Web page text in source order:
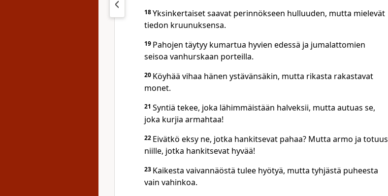
18Yksinkertaiset saavat perinnökseen hulluuden, mutta mielevät
tiedon kruunuksensa.
19 Pahojen täytyy kumartua hyvien edessä ja jumalattomien
seisoa vanhurskaan porteilla.
20 Köyhää vihaa hänen ystävänsäkin, mutta rikasta rakastavat
monet.
21 Syntiä tekee, joka lähimmäistään halveksii, mutta autuas se,
joka kurjia armahtaa!
22 Eivätkö eksy ne, jotka hankitsevat pahaa? Mutta armo ja totuus
niille, jotka hankitsevat hyvää!
23 Kaikesta vaivannäöstä tulee hyötyä, mutta tyhjästä puheesta
vain vahinkoa.